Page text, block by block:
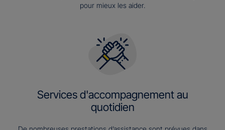
pour mieux les aider.
Services d'accompagnement au
quotidien